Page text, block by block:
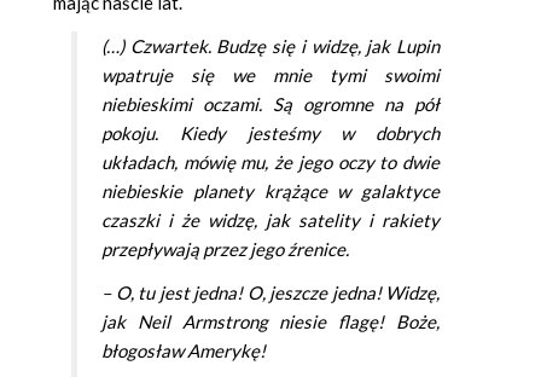
(…) Czwartek. Budzę się i widzę, jak Lupin
wpatruje się we mnie tymi swoimi
niebieskimi oczami. Są ogromne na pół
pokoju. Kiedy jesteśmy w dobrych
układach, mówię mu, że jego oczy to dwie
niebieskie planety krążące w galaktyce
czaszki i że widzę, jak satelity i rakiety
przepływają przez jego źrenice.
– O, tu jest jedna! O, jeszcze jedna! Widzę,
jak Neil Armstrong niesie flagę! Boże,
błogosław Amerykę!